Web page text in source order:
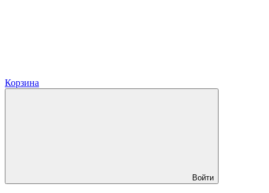
Корзина
Войти